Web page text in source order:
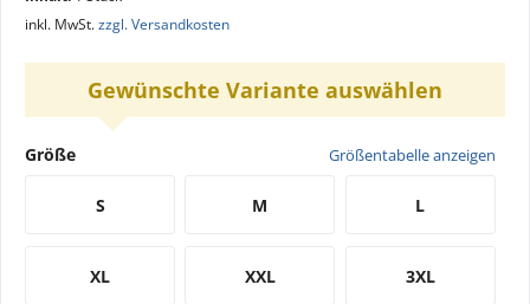
inkl. MwSt.zzgl. Versandkosten
Gewünschte Variante auswählen
Größe Größentabelle anzeigen
S M L
XL XXL 3XL